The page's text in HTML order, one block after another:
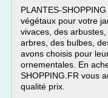
PLANTES-
végétaux pour votre
vivaces, des
arbres, des bulbes,
avons choisis pour
ornementales. En
SHOPPING.FR vous
qualité prix.